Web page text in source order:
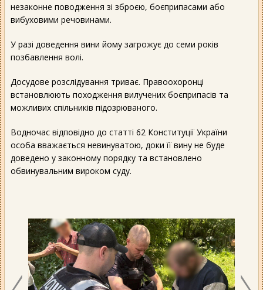
незаконне поводження зі зброєю, боєприпасами або
вибуховими речовинами.
У разі доведення вини йому загрожує до семи років
позбавлення волі.
Досудове розслідування триває. Правоохоронці
встановлюють походження вилучених боєприпасів та
можливих спільників підозрюваного.
Водночас відповідно до статті 62 Конституції України
особа вважається невинуватою, доки її вину не буде
доведено у законному порядку та встановлено
обвинувальним вироком суду.